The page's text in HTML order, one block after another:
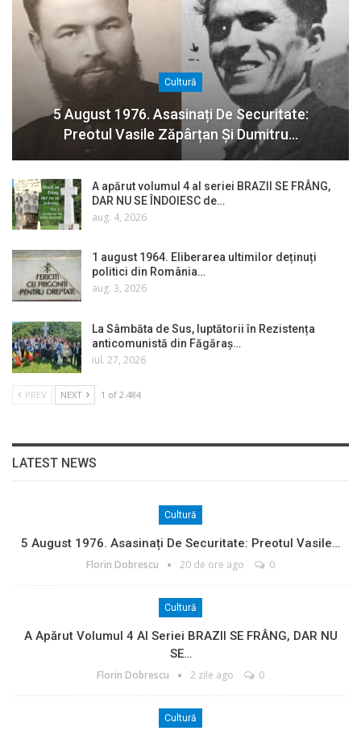
Cultură
5 August 1976. Asasinați De Securitate:
Preotul Vasile Zăpârțan Și Dumitru…
A apărut volumul 4 al seriei BRAZII SE FRÂNG,
DAR NU SE ÎNDOIESC de…
aug. 4, 2026
1 august 1964. Eliberarea ultimilor deținuți
politici din România…
aug. 3, 2026
La Sâmbăta de Sus, luptătorii în Rezistența
anticomunistă din Făgăraș…
iul. 27, 2026
PREV NEXT 1 of 2.484
LATEST NEWS
Cultură
5 August 1976. Asasinați De Securitate: Preotul Vasile…
Florin Dobrescu 20 de ore ago 0
Cultură
A Apărut Volumul 4 Al Seriei BRAZII SE FRÂNG, DAR NU
SE…
Florin Dobrescu 2 zile ago 0
Cultură